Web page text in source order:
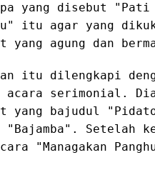
yang disebut "Pati
itu agar yang
yang agung dan
itu dilengkapi
acara serimonial.
yang bajudul
"Bajamba". Setelah
"Managakan